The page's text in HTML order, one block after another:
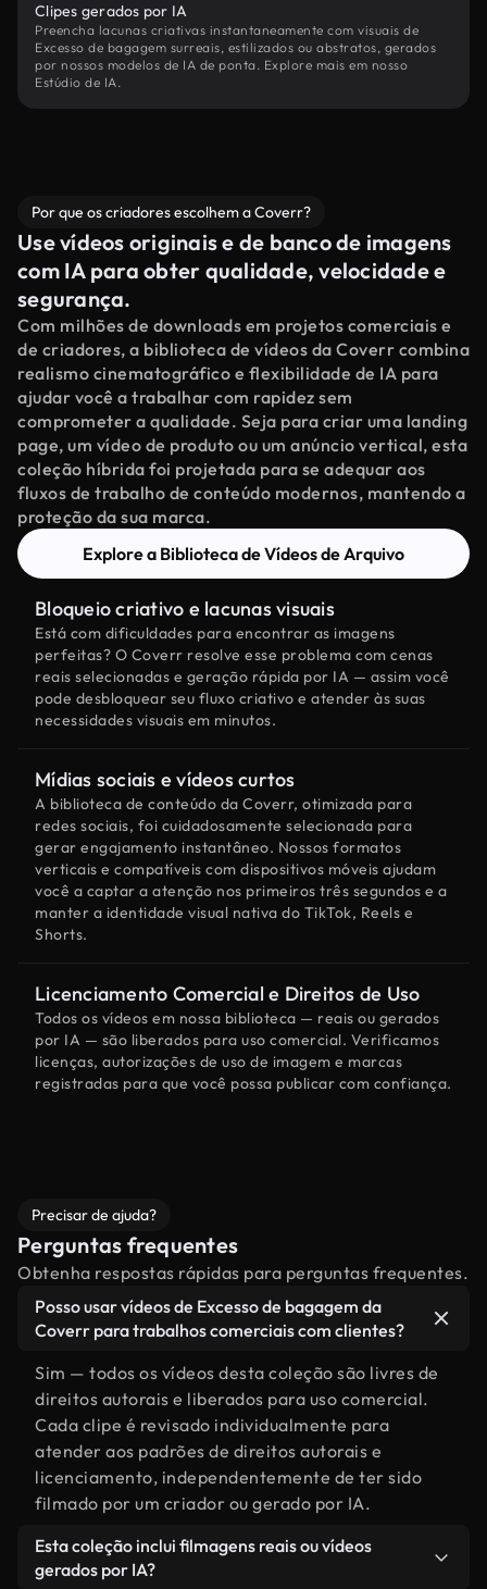
Clipes gerados por IA
Preencha lacunas criativas instantaneamente com visuais de
Excesso de bagagem surreais, estilizados ou abstratos, gerados
por nossos modelos de IA de ponta. Explore mais em nosso
Estúdio de IA.
Por que os criadores escolhem a Coverr?
Use vídeos originais e de banco de imagens
com IA para obter qualidade, velocidade e
segurança.
Com milhões de downloads em projetos comerciais e
de criadores, a biblioteca de vídeos da Coverr combina
realismo cinematográfico e flexibilidade de IA para
ajudar você a trabalhar com rapidez sem
comprometer a qualidade. Seja para criar uma landing
page, um vídeo de produto ou um anúncio vertical, esta
coleção híbrida foi projetada para se adequar aos
fluxos de trabalho de conteúdo modernos, mantendo a
proteção da sua marca.
Explore a Biblioteca de Vídeos de Arquivo
Bloqueio criativo e lacunas visuais
Está com dificuldades para encontrar as imagens
perfeitas? O Coverr resolve esse problema com cenas
reais selecionadas e geração rápida por IA — assim você
pode desbloquear seu fluxo criativo e atender às suas
necessidades visuais em minutos.
Mídias sociais e vídeos curtos
A biblioteca de conteúdo da Coverr, otimizada para
redes sociais, foi cuidadosamente selecionada para
gerar engajamento instantâneo. Nossos formatos
verticais e compatíveis com dispositivos móveis ajudam
você a captar a atenção nos primeiros três segundos e a
manter a identidade visual nativa do TikTok, Reels e
Shorts.
Licenciamento Comercial e Direitos de Uso
Todos os vídeos em nossa biblioteca — reais ou gerados
por IA — são liberados para uso comercial. Verificamos
licenças, autorizações de uso de imagem e marcas
registradas para que você possa publicar com confiança.
Precisar de ajuda?
Perguntas frequentes
Obtenha respostas rápidas para perguntas frequentes.
Posso usar vídeos de Excesso de bagagem da
Coverr para trabalhos comerciais com clientes?
Sim — todos os vídeos desta coleção são livres de
direitos autorais e liberados para uso comercial.
Cada clipe é revisado individualmente para
atender aos padrões de direitos autorais e
licenciamento, independentemente de ter sido
filmado por um criador ou gerado por IA.
Esta coleção inclui filmagens reais ou vídeos
gerados por IA?